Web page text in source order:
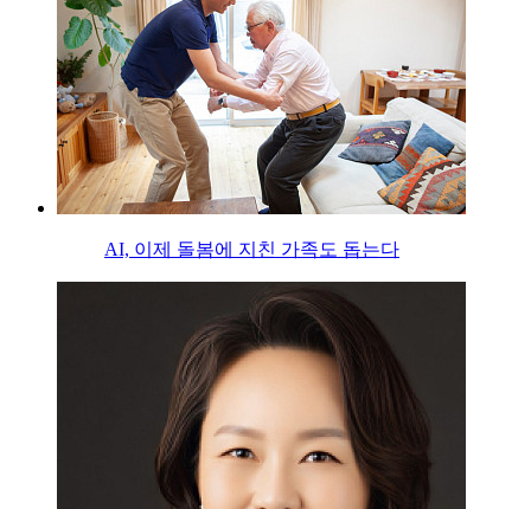
AI, 이제 돌봄에 지친 가족도 돕는다